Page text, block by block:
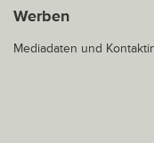
Werben
Mediadaten und